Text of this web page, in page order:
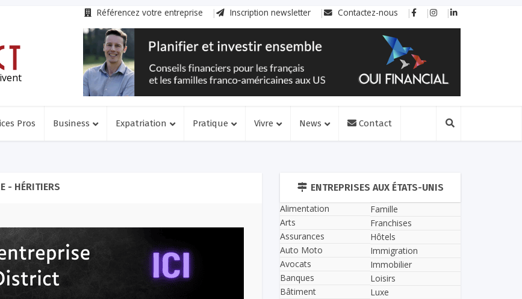
Référencez votre entreprise Inscription newsletter Contactez-nous
Pros Business Expatriation Pratique Vivre News Contact
- HÉRITIERS
ENTREPRISES AUX ÉTATS-UNIS
Alimentation
Arts
Assurances
Auto Moto
Avocats
Banques
Bâtiment
Famille
Franchises
Hôtels
Immigration
Immobilier
Loisirs
Luxe